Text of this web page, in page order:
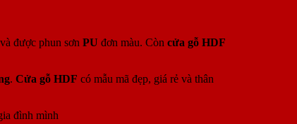
được phun sơn PU đơn màu. Còn cửa gỗ HDF
. Cửa gỗ HDF có mẫu mã đẹp, giá rẻ và thân
đình mình